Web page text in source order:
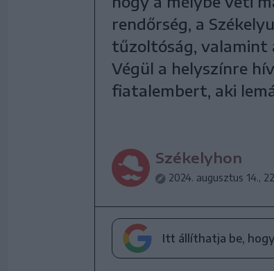
rendőrség, a
tűzoltóság, valamint
Végül a helyszínre
fiatalembert, aki
Székelyhon
2024. augusztus 14.,
Itt állíthatja be,